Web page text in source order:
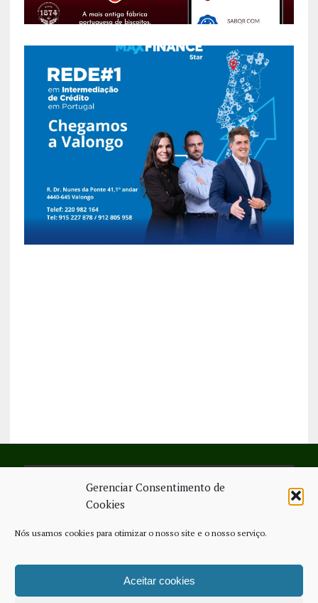
Gerenciar Consentimento de
Cookies
Nós usamos cookies para otimizar o nosso site e o nosso serviço.
Aceitar cookies
SIGA-NOS NO FACEBOOK
ESTATUTO EDITORIAL
CONTACTE-NOS